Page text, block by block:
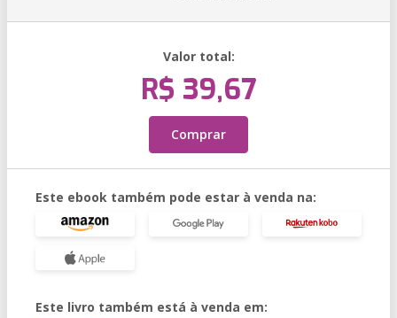
Valor total:
R$ 39,67
Comprar
Este ebook também pode estar à venda na:
Este livro também está à venda em: